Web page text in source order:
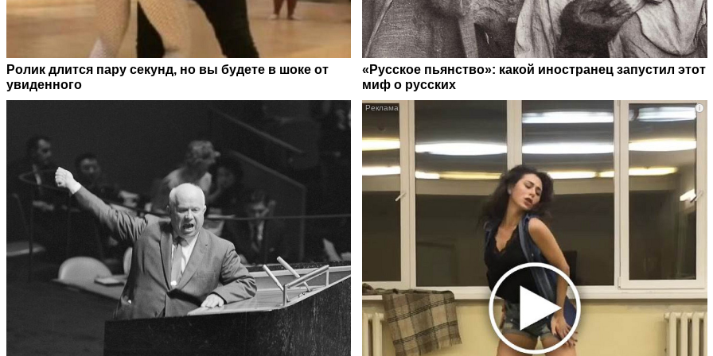
Ролик длится пару секунд, но вы будете в шоке от
увиденного
«Русское пьянство»: какой иностранец запустил этот
миф о русских
i